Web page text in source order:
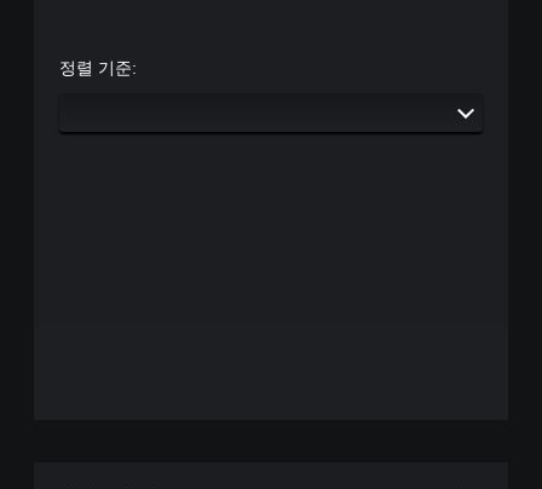
정렬 기준: